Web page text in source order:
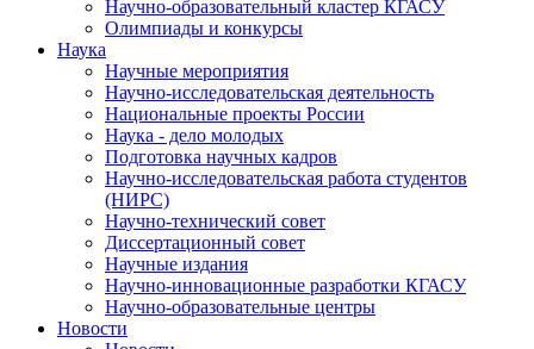
Научно-образовательный кластер КГАСУ
Олимпиады и конкурсы
Наука
Научные мероприятия
Научно-исследовательская деятельность
Национальные проекты России
Наука - дело молодых
Подготовка научных кадров
Научно-исследовательская работа студентов
(НИРС)
Научно-технический совет
Диссертационный совет
Научные издания
Научно-инновационные разработки КГАСУ
Научно-образовательные центры
Новости